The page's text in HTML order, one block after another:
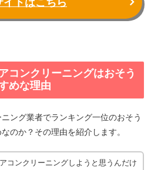
コンクリーニングはおそう
めな理由
ング業者でランキング一位のおそう
のか？その理由を紹介します。
コンクリーニングしようと思うんだけ